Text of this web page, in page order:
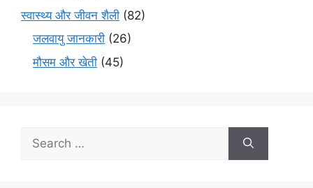
स्वास्थ्य और जीवन शैली (82)
जलवायु जानकारी (26)
मौसम और खेती (45)